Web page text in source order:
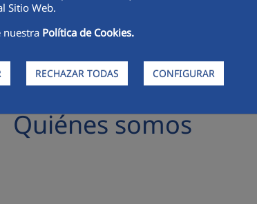
Sitio Web.
nuestra Política de Cookies.
RECHAZAR TODAS CONFIGURAR
Quiénes somos